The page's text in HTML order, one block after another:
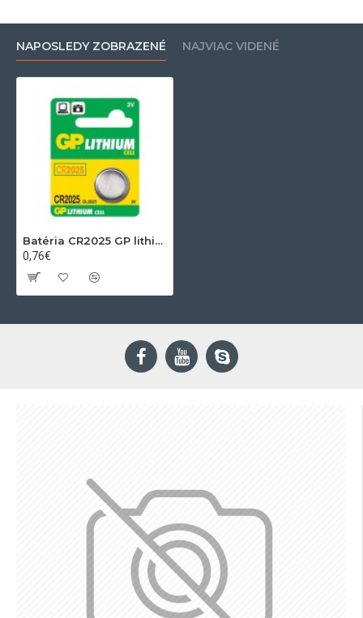
NAPOSLEDY ZOBRAZENÉ NAJVIAC VIDENÉ
Batéria CR2025 GP lithiová
0,76€